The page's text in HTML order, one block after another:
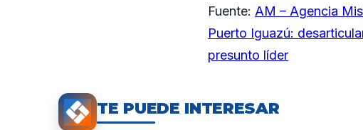
Fuente: AM – Agencia
Puerto Iguazú:
presunto líder
TE PUEDE INTERESAR